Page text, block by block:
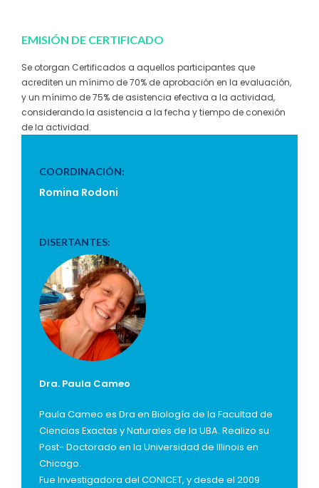
EMISIÓN DE CERTIFICADO
Se otorgan Certificados a aquellos participantes que
acrediten un mínimo de 70% de aprobación en la evaluación,
y un mínimo de 75% de asistencia efectiva a la actividad,
considerando la asistencia a la fecha y tiempo de conexión
de la actividad.
COORDINACIÓN:
Romina Rodoni
DISERTANTES:
Dra. Paula Cameo
Paula Cameo es Dra en Biología de la Facultad de
Ciencias Exactas y Naturales de la UBA. Realizo su
Post- Doctorado en la Universidad de Illinois en
Chicago.
Fue Investigadora del CONICET, y desde el 2009